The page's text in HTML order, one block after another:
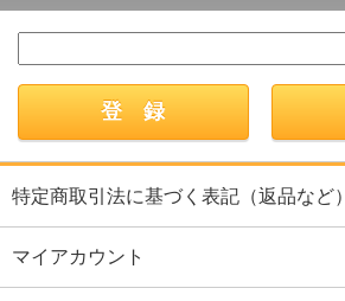
特定商取引法に基づく表記（返品など）
マイアカウント